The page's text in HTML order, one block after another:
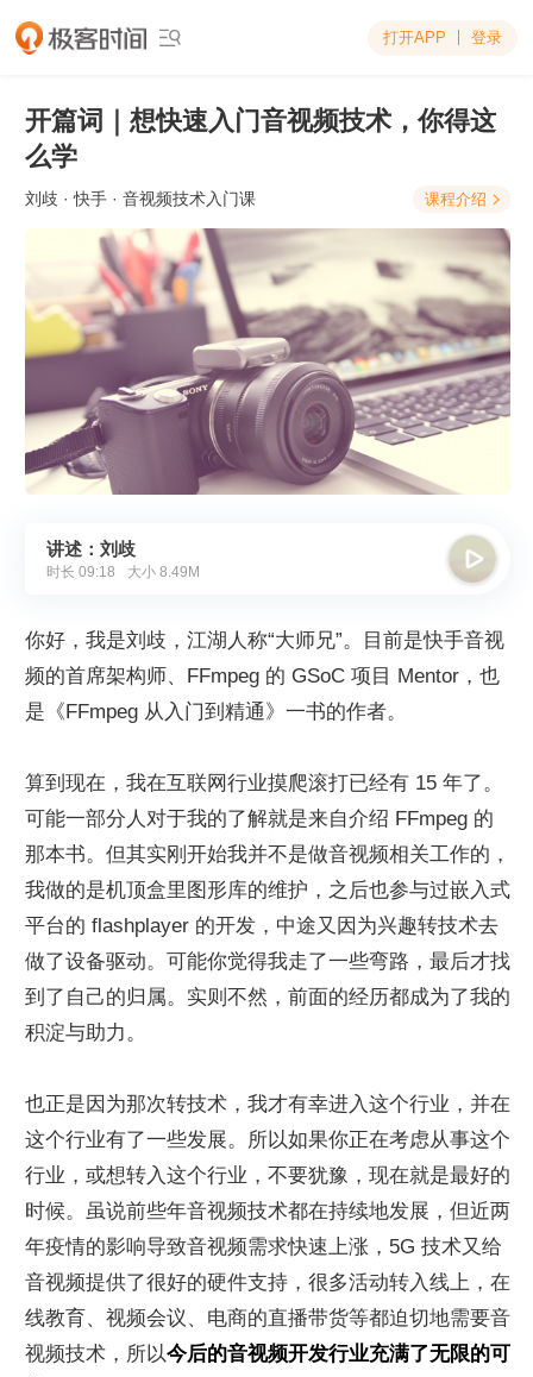
 打开APP 登录
开篇词｜想快速入门音视频技术，你得这
么学
刘歧 · 快手 · 音视频技术入门课 课程介绍 
讲述：刘歧
时长 09:18 大小 8.49M

你好，我是刘歧，江湖人称“大师兄”。目前是快手音视
频的首席架构师、FFmpeg 的 GSoC 项目 Mentor，也
是《FFmpeg 从入门到精通》一书的作者。
算到现在，我在互联网行业摸爬滚打已经有 15 年了。
可能一部分人对于我的了解就是来自介绍 FFmpeg 的
那本书。但其实刚开始我并不是做音视频相关工作的，
我做的是机顶盒里图形库的维护，之后也参与过嵌入式
平台的 flashplayer 的开发，中途又因为兴趣转技术去
做了设备驱动。可能你觉得我走了一些弯路，最后才找
到了自己的归属。实则不然，前面的经历都成为了我的
积淀与助力。
也正是因为那次转技术，我才有幸进入这个行业，并在
这个行业有了一些发展。所以如果你正在考虑从事这个
行业，或想转入这个行业，不要犹豫，现在就是最好的
时候。虽说前些年音视频技术都在持续地发展，但近两
年疫情的影响导致音视频需求快速上涨，5G 技术又给
音视频提供了很好的硬件支持，很多活动转入线上，在
线教育、视频会议、电商的直播带货等都迫切地需要音
视频技术，所以今后的音视频开发行业充满了无限的可